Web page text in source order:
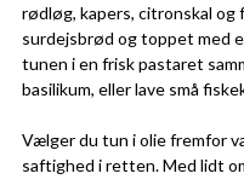
rødløg, kapers, citronskal
surdejsbrød og toppet med
tunen i en frisk pastaret
basilikum, eller lave små
Vælger du tun i olie fremfor
saftighed i retten. Med lidt